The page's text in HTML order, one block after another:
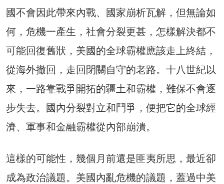
國不會因此帶來內戰、國家崩析瓦解，但無論如
何，危機一產生，社會分裂更甚，怎樣解決都不
可能回復舊狀，美國的全球霸權應該走上終結，
從海外撤回，走回閉關自守的老路。十八世紀以
來，一路靠戰爭開拓的疆土和霸權，難保不會逐
步失去。國內分裂對立和鬥爭，便把它的全球經
濟、軍事和金融霸權從內部崩潰。
這樣的可能性，幾個月前還是匪夷所思，最近卻
成為政治議題。美國內亂危機的議題，蓋過中美